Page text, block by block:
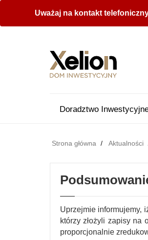
Uważaj na kontakt
Doradztwo
Strona główna Aktualności
Uprzejmie informujemy,
którzy złożyli zapisy
proporcjonalnie